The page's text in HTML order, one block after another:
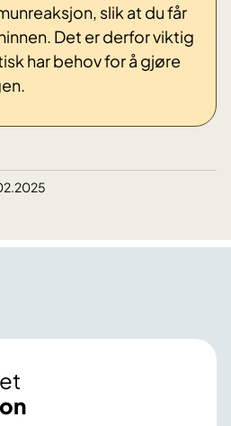
slik at du får
Det er derfor viktig
har behov for å gjøre